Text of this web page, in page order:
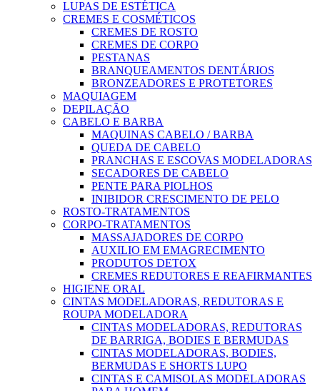
LUPAS DE ESTÉTICA
CREMES E COSMÉTICOS
CREMES DE ROSTO
CREMES DE CORPO
PESTANAS
BRANQUEAMENTOS DENTÁRIOS
BRONZEADORES E PROTETORES
MAQUIAGEM
DEPILAÇÃO
CABELO E BARBA
MAQUINAS CABELO / BARBA
QUEDA DE CABELO
PRANCHAS E ESCOVAS MODELADORAS
SECADORES DE CABELO
PENTE PARA PIOLHOS
INIBIDOR CRESCIMENTO DE PELO
ROSTO-TRATAMENTOS
CORPO-TRATAMENTOS
MASSAJADORES DE CORPO
AUXILIO EM EMAGRECIMENTO
PRODUTOS DETOX
CREMES REDUTORES E REAFIRMANTES
HIGIENE ORAL
CINTAS MODELADORAS, REDUTORAS E
ROUPA MODELADORA
CINTAS MODELADORAS, REDUTORAS
DE BARRIGA, BODIES E BERMUDAS
CINTAS MODELADORAS, BODIES,
BERMUDAS E SHORTS LUPO
CINTAS E CAMISOLAS MODELADORAS